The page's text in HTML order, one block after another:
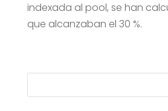
indexada al pool, se han
que alcanzaban el 30 %.